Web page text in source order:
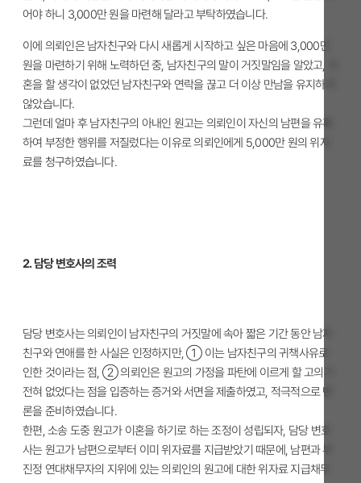
어야 하니 3,000만 원을 마련해 달라고 부탁하였습니다.
이에 의뢰인은 남자친구와 다시 새롭게 시작하고 싶은 마음에 3,000만
원을 마련하기 위해 노력하던 중, 남자친구의 말이 거짓말임을 알았고, 이
혼을 할 생각이 없었던 남자친구와 연락을 끊고 더 이상 만남을 유지하지
않았습니다.
그런데 얼마 후 남자친구의 아내인 원고는 의뢰인이 자신의 남편을 유혹
하여 부정한 행위를 저질렀다는 이유로 의뢰인에게 5,000만 원의 위자
료를 청구하였습니다.
2. 담당 변호사의 조력
담당 변호사는 의뢰인이 남자친구의 거짓말에 속아 짧은 기간 동안 남자
친구와 연애를 한 사실은 인정하지만, ① 이는 남자친구의 귀책사유로
인한 것이라는 점, ② 의뢰인은 원고의 가정을 파탄에 이르게 할 고의가
전혀 없었다는 점을 입증하는 증거와 서면을 제출하였고, 적극적으로 변
론을 준비하였습니다.
한편, 소송 도중 원고가 이혼을 하기로 하는 조정이 성립되자, 담당 변호
사는 원고가 남편으로부터 이미 위자료를 지급받았기 때문에, 남편과 부
진정 연대채무자의 지위에 있는 의뢰인의 원고에 대한 위자료 지급채무